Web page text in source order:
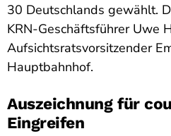
30 Deutschlands gewählt.
KRN-Geschäftsführer Uwe
Aufsichtsratsvorsitzender
Hauptbahnhof.
Auszeichnung für
Eingreifen